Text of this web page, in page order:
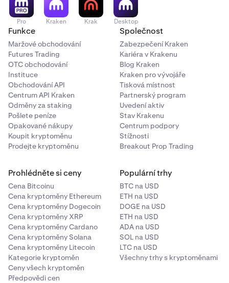
Pro Kraken Krak Desktop
Funkce
Maržové obchodování
Futures Trading
OTC obchodování
Instituce
Obchodování API
Centrum API Kraken
Odměny za staking
Pošlete peníze
Opakované nákupy
Koupit kryptoměnu
Prodejte kryptoměnu
Společnost
Zabezpečení Kraken
Kariéra v Krakenu
Blog Kraken
Kraken pro vývojáře
Tisková místnost
Partnerský program
Uvedení aktiv
Stav Krakenu
Centrum podpory
Stížnosti
Breakout Prop Trading
Prohlédněte si ceny
Cena Bitcoinu
Cena kryptoměny Ethereum
Cena kryptoměny Dogecoin
Cena kryptoměny XRP
Cena kryptoměny Cardano
Cena kryptoměny Solana
Cena kryptoměny Litecoin
Kategorie kryptoměn
Ceny všech kryptoměn
Předpovědi cen
Populární trhy
BTC na USD
ETH na USD
DOGE na USD
ETH na USD
ADA na USD
SOL na USD
LTC na USD
Všechny trhy s kryptoměnami